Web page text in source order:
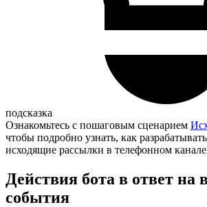
подсказка
Ознакомьтесь с пошаговым сценарием
чтобы подробно узнать, как
исходящие рассылки в телефонном
Действия бота в ответ на
события